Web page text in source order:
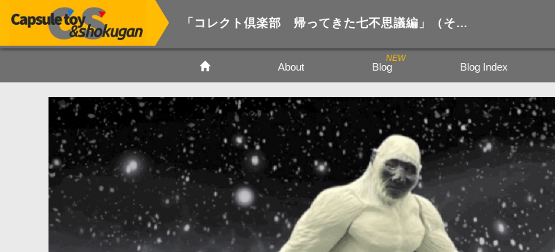
「コレクト倶楽部 帰ってきた七不思議編」（その５）
About Blog Blog Index